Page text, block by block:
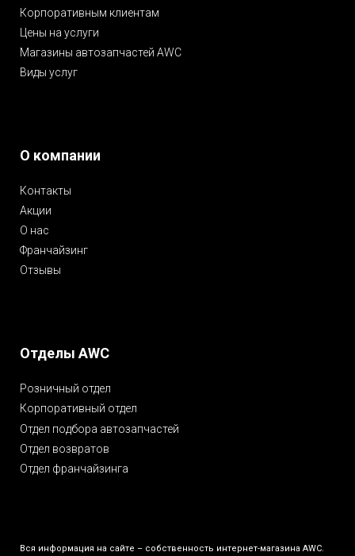
Корпоративным клиентам
Цены на услуги
Магазины автозапчастей AWC
Виды услуг
О компании
Контакты
Акции
О нас
Франчайзинг
Отзывы
Отделы AWC
Розничный отдел
Корпоративный отдел
Отдел подбора автозапчастей
Отдел возвратов
Отдел франчайзинга
Вся информация на сайте – собственность интернет-магазина AWC.